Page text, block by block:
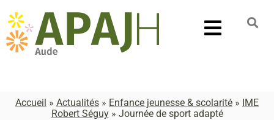
Accueil » Actualités » Enfance jeunesse & scolarité » IME
Robert Séguy» Journée de sport adapté